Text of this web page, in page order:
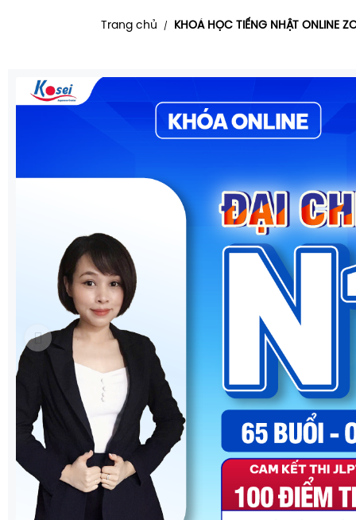
Trang chủ / KHOÁ HỌC TIẾNG NHẬT ONLINE